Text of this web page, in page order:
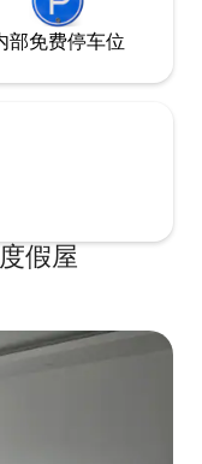
部免费停车位
假屋